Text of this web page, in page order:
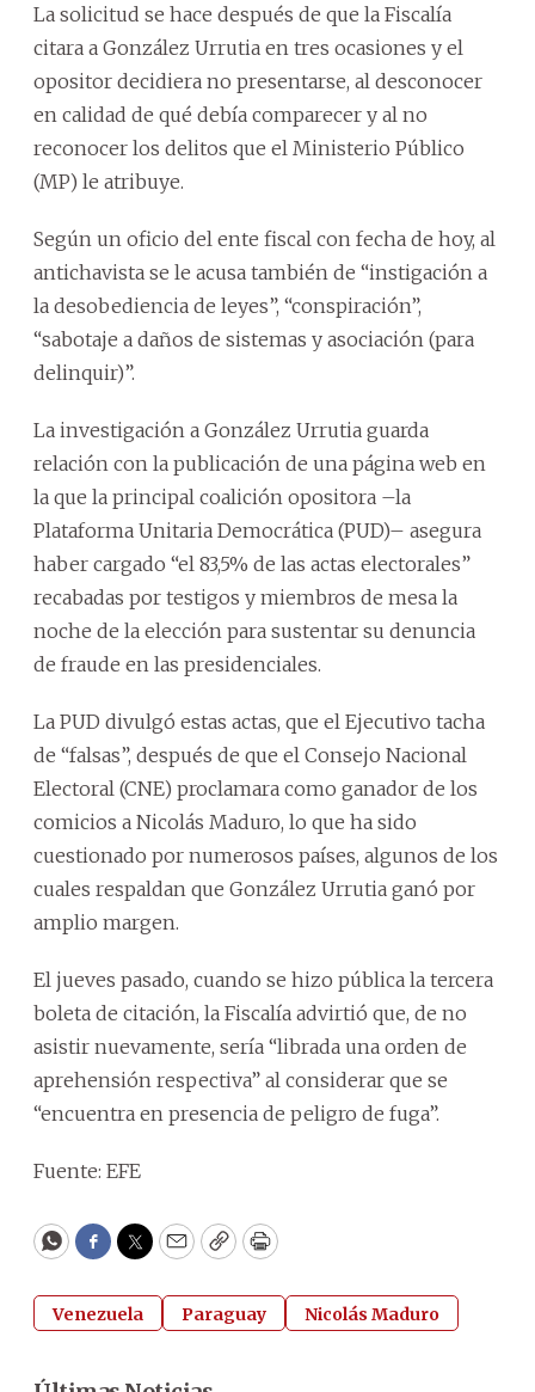
La solicitud se hace después de que la Fiscalía
citara a González Urrutia en tres ocasiones y el
opositor decidiera no presentarse, al desconocer
en calidad de qué debía comparecer y al no
reconocer los delitos que el Ministerio Público
(MP) le atribuye.
Según un oficio del ente fiscal con fecha de hoy, al
antichavista se le acusa también de “instigación a
la desobediencia de leyes”, “conspiración”,
“sabotaje a daños de sistemas y asociación (para
delinquir)”.
La investigación a González Urrutia guarda
relación con la publicación de una página web en
la que la principal coalición opositora –la
Plataforma Unitaria Democrática (PUD)– asegura
haber cargado “el 83,5% de las actas electorales”
recabadas por testigos y miembros de mesa la
noche de la elección para sustentar su denuncia
de fraude en las presidenciales.
La PUD divulgó estas actas, que el Ejecutivo tacha
de “falsas”, después de que el Consejo Nacional
Electoral (CNE) proclamara como ganador de los
comicios a Nicolás Maduro, lo que ha sido
cuestionado por numerosos países, algunos de los
cuales respaldan que González Urrutia ganó por
amplio margen.
El jueves pasado, cuando se hizo pública la tercera
boleta de citación, la Fiscalía advirtió que, de no
asistir nuevamente, sería “librada una orden de
aprehensión respectiva” al considerar que se
“encuentra en presencia de peligro de fuga”.
Fuente: EFE
WhatsApp
Facebook
Twitter
EmailCopyPrint
Venezuela Paraguay Nicolás Maduro